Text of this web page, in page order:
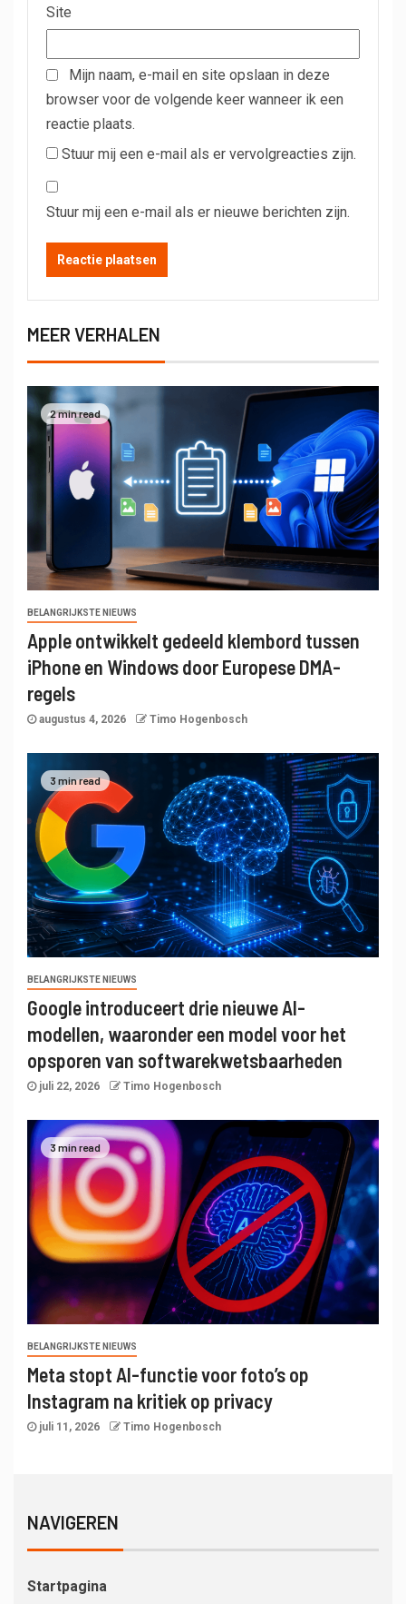
Site
Mijn naam, e-mail en site opslaan in deze
browser voor de volgende keer wanneer ik een
reactie plaats.
Stuur mij een e-mail als er vervolgreacties zijn.
Stuur mij een e-mail als er nieuwe berichten zijn.
MEER VERHALEN
2 min read
BELANGRIJKSTE NIEUWS
Apple ontwikkelt gedeeld klembord tussen
iPhone en Windows door Europese DMA-
regels
augustus 4, 2026 Timo Hogenbosch
3 min read
BELANGRIJKSTE NIEUWS
Google introduceert drie nieuwe AI-
modellen, waaronder een model voor het
opsporen van softwarekwetsbaarheden
juli 22, 2026 Timo Hogenbosch
3 min read
BELANGRIJKSTE NIEUWS
Meta stopt AI-functie voor foto’s op
Instagram na kritiek op privacy
juli 11, 2026 Timo Hogenbosch
NAVIGEREN
Startpagina